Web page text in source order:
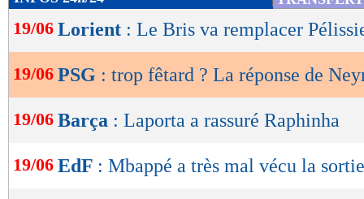
de
lecture
OK
19/06 Lorient : Le Bris va remplacer
19/06 PSG : trop fêtard ? La réponse de
19/06 Barça : Laporta a rassuré Raphinha
19/06 EdF : Mbappé a très mal vécu la